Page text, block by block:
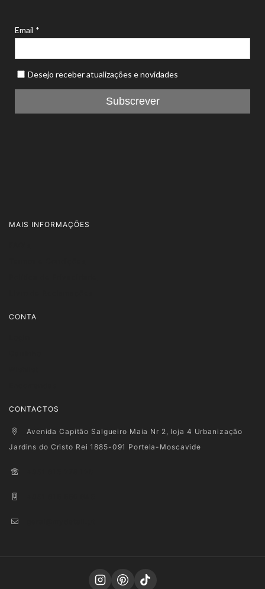
MAIS INFORMAÇÕES
CONTA
CONTACTOS
Avenida Capitão Salgueiro Maia Nr 2, loja 4 Urbanização
Jardins do Cristo Rei 1885-091 Portela-Moscavide